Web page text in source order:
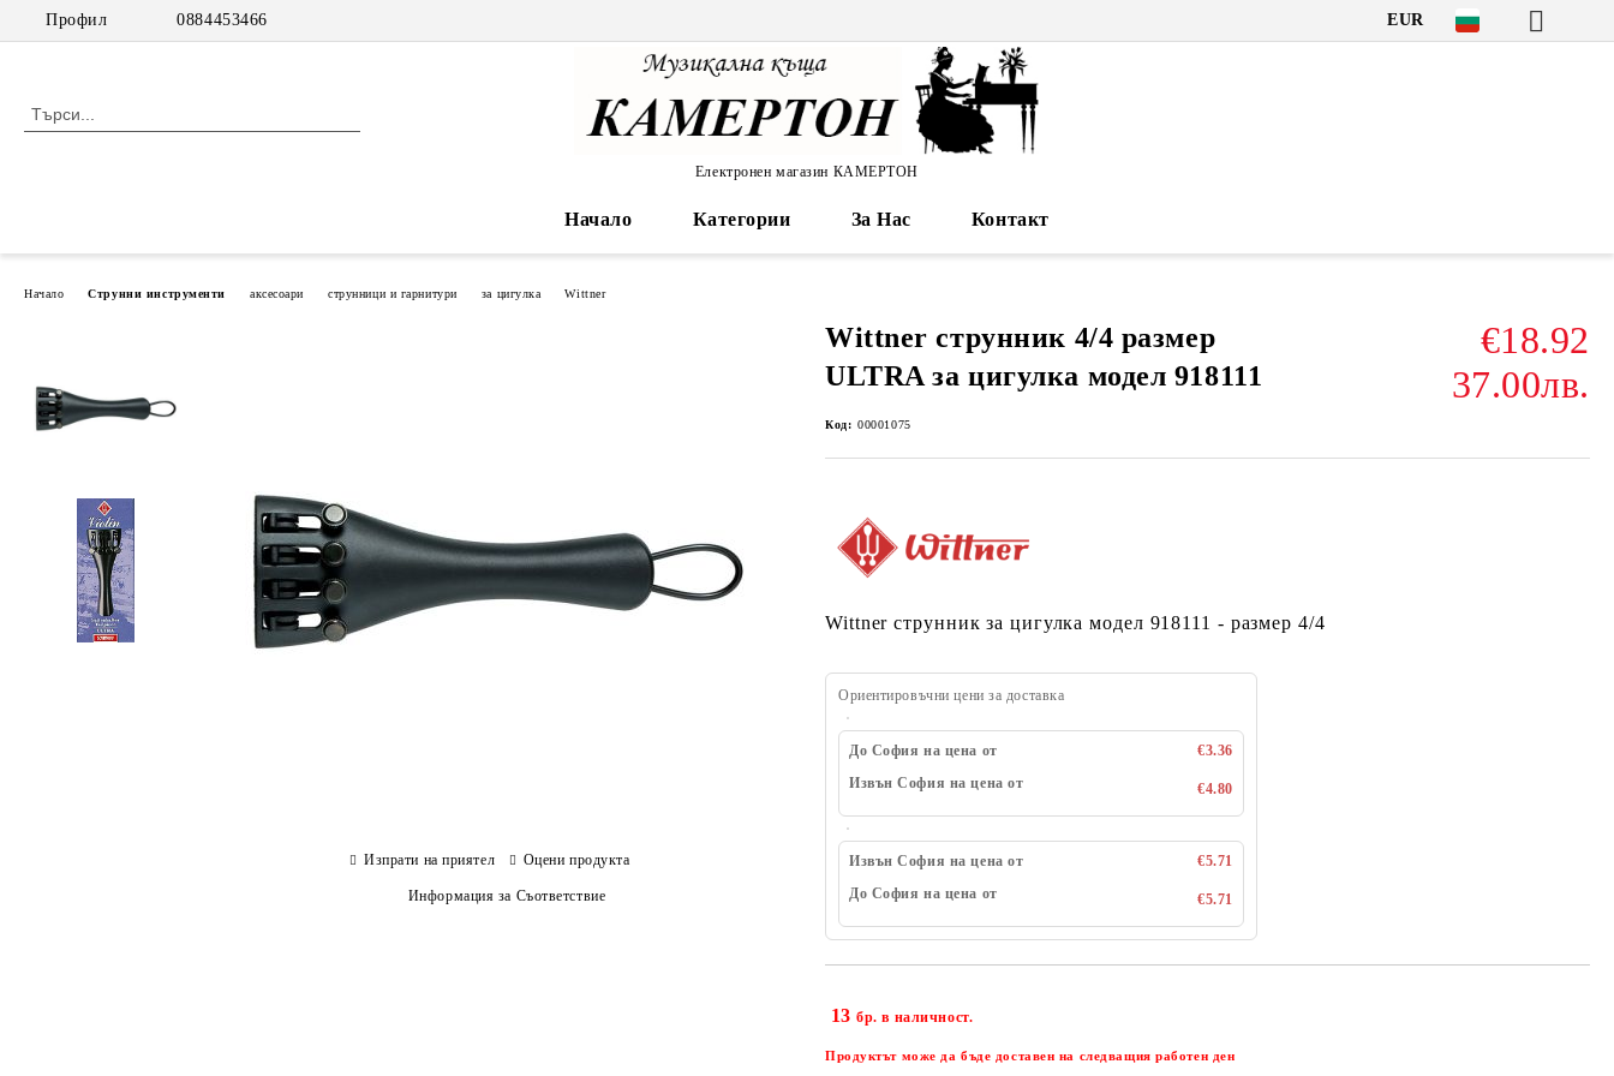
Профил 0884453466 EUR
Електронен магазин КАМЕРТОН
Начало Категории За Нас Контакт
Начало Струнни инструменти аксесоари струнници и гарнитури за цигулка Wittner
Wittner струнник 4/4 размер
ULTRA за цигулка модел 918111
€18.92
37.00лв.
Код: 00001075
Wittner струнник за цигулка модел 918111 - размер 4/4
Ориентировъчни цени за доставка
До София на цена от
€3.36
Извън София на цена от
€4.80
Извън София на цена от
€5.71
До София на цена от
€5.71
13 бр. в наличност.
Продуктът може да бъде доставен на следващия работен ден
Изпрати на приятел Оцени продукта
Информация за Съответствие